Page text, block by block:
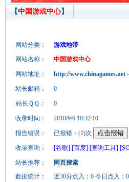
【中国游戏中心】
网站分类：
游戏地带
网站名称：
中国游戏中心
网站地址： http://www.chinagames.net -
站长邮箱： 0
站长ＱＱ： 0
收录时间： 2010/9/6 18:32:10
报告错误： 已报错：(1)次
收录查询： [谷歌] [百度] [查询工具]
站长推荐：
网页搜索
数据统计：
近30分点入：0 今日点入：